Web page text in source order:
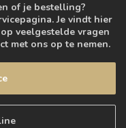
of je bestelling?
Je vindt hier
veelgestelde vragen
met ons op te nemen.